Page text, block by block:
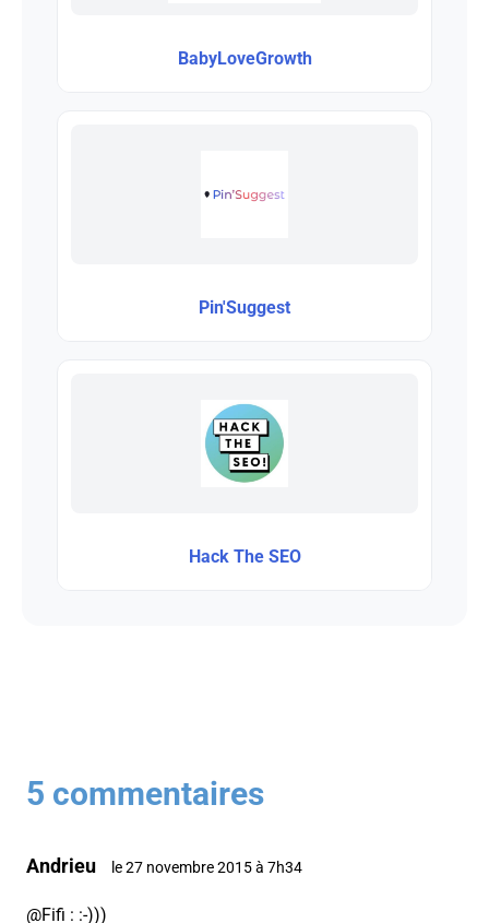
BabyLoveGrowth
Pin'Suggest
Hack The SEO
5 commentaires
Andrieu le 27 novembre 2015 à 7h34
@Fifi : :-)))